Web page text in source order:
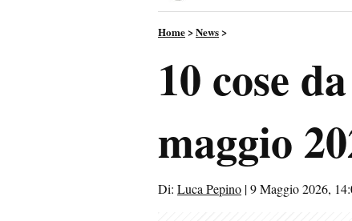
Home>News>
10 cose
maggio
Di: Luca Pepino |9 Maggio 2026,